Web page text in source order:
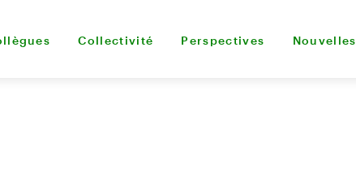
Collectivité Perspectives Nouvelles